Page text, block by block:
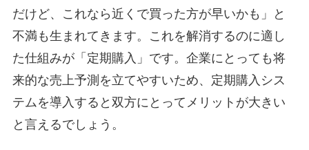
だけど、これなら近くで買った方が早いかも」と
不満も生まれてきます。これを解消するのに適し
た仕組みが「定期購入」です。企業にとっても将
来的な売上予測を立てやすいため、定期購入シス
テムを導入すると双方にとってメリットが大きい
と言えるでしょう。